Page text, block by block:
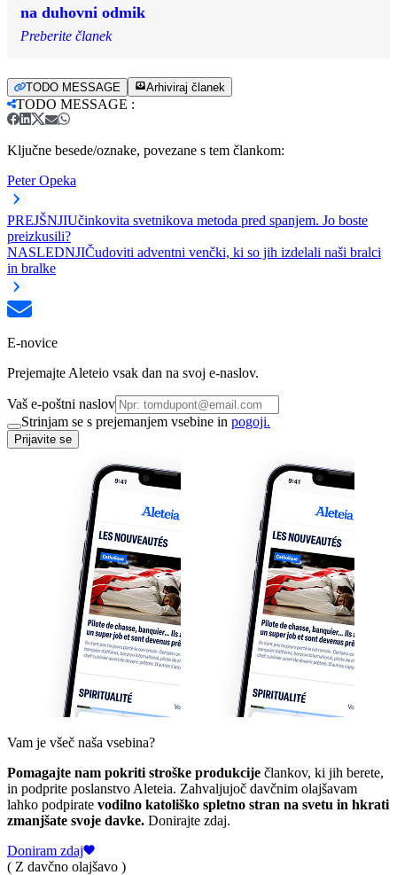
na duhovni odmik
Preberite članek
TODO MESSAGE Arhiviraj članek
TODO MESSAGE :
Ključne besede/oznake, povezane s tem člankom:
Peter Opeka
PREJŠNJIUčinkovita svetnikova metoda pred spanjem. Jo boste
preizkusili?
NASLEDNJIČudoviti adventni venčki, ki so jih izdelali naši bralci
in bralke
E-novice
Prejemajte Aleteio vsak dan na svoj e-naslov.
Vaš e-poštni naslov
Strinjam se s prejemanjem vsebine in pogoji.
Prijavite se
Vam je všeč naša vsebina?
Pomagajte nam pokriti stroške produkcije člankov, ki jih berete,
in podprite poslanstvo Aleteia. Zahvaljujoč davčnim olajšavam
lahko podpirate vodilno katoliško spletno stran na svetu in hkrati
zmanjšate svoje davke. Donirajte zdaj.
Doniram zdaj
( Z davčno olajšavo )